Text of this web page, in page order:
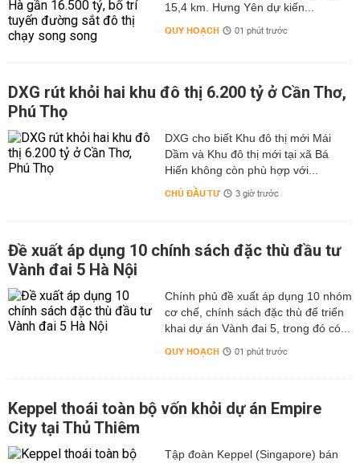
15,4 km. Hưng Yên dự kiến...
QUY HOẠCH 01 phút trước
DXG rút khỏi hai khu đô thị 6.200 tỷ ở Cần Thơ,
Phú Thọ
DXG cho biết Khu đô thị mới Mái
Dầm và Khu đô thị mới tại xã Bá
Hiến không còn phù hợp với...
CHỦ ĐẦU TƯ 3 giờ trước
Đề xuất áp dụng 10 chính sách đặc thù đầu tư
Vành đai 5 Hà Nội
Chính phủ đề xuất áp dụng 10 nhóm
cơ chế, chính sách đặc thù để triển
khai dự án Vành đai 5, trong đó có...
QUY HOẠCH 01 phút trước
Keppel thoái toàn bộ vốn khỏi dự án Empire
City tại Thủ Thiêm
Tập đoàn Keppel (Singapore) bán